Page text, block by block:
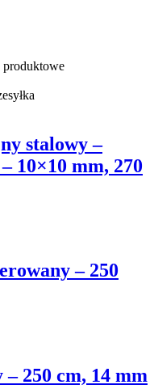
produktowe
stalowy –
10×10 mm, 270
– 250
250 cm, 14 mm